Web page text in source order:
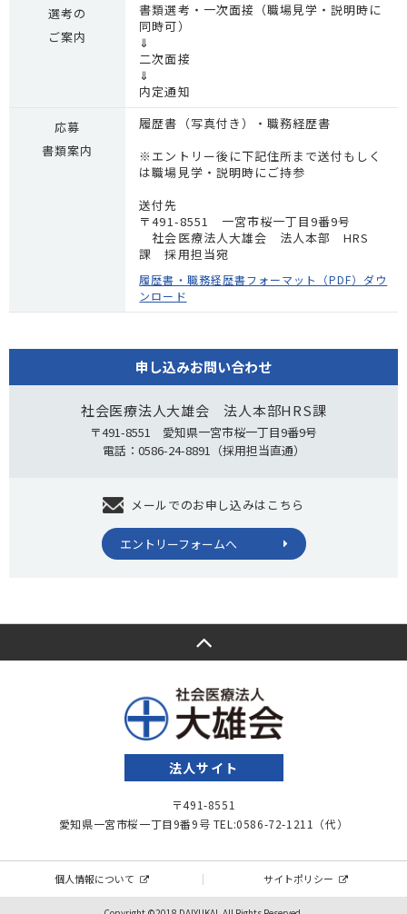
選考の
ご案内
書類選考・一次面接（職場見学・説明時に
同時可）
⇓
二次面接
⇓
内定通知
応募
書類案内
履歴書（写真付き）・職務経歴書
※エントリー後に下記住所まで送付もしく
は職場見学・説明時にご持参
送付先
〒491-8551 一宮市桜一丁目9番9号
社会医療法人大雄会 法人本部 HRS
課 採用担当宛
履歴書・職務経歴書フォーマット（PDF）ダウ
ンロード
申し込みお問い合わせ
社会医療法人大雄会 法人本部HRS課
〒491-8551 愛知県一宮市桜一丁目9番9号
電話：0586-24-8891（採用担当直通）
メールでのお申し込みはこちら
エントリーフォームへ
法人サイト
〒491-8551
愛知県一宮市桜一丁目9番9号 TEL:0586-72-1211（代）
個人情報について サイトポリシー